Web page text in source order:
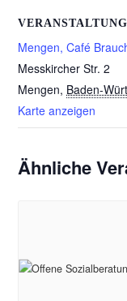
Mengen, Café
Messkircher Str. 2
Mengen, Baden-
Karte anzeigen
Ähnliche